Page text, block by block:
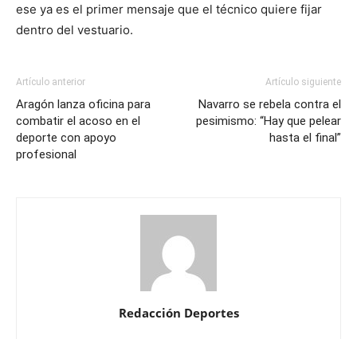
ese ya es el primer mensaje que el técnico quiere fijar
dentro del vestuario.
Artículo anterior
Aragón lanza oficina para
combatir el acoso en el
deporte con apoyo
profesional
Artículo siguiente
Navarro se rebela contra el
pesimismo: “Hay que pelear
hasta el final”
Redacción Deportes